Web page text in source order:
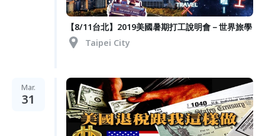
【8/11台北】2019美國暑期打工說明會－世界旅學
Taipei City
Mar.
31